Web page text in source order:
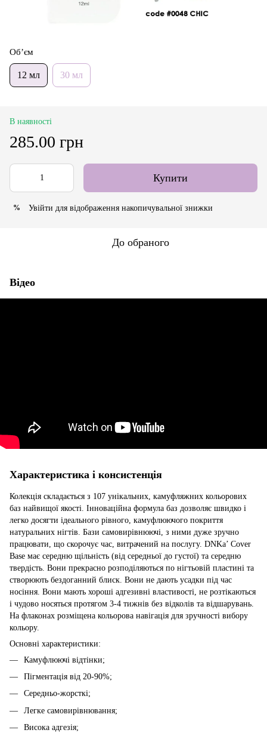
Об’єм
12 мл 30 мл
В наявності
285.00 грн
Купити
% Увійти для відображення накопичувальної знижки
До обраного
Відео
Характеристика і консистенція
Колекція складається з 107 унікальних, камуфляжних кольорових
баз найвищої якості. Інноваційна формула баз дозволяє швидко і
легко досягти ідеального рівного, камуфлюючого покриття
натуральних нігтів. Бази самовирівнюючі, з ними дуже зручно
працювати, що скорочує час, витрачений на послугу. DNKa’ Cover
Base має середню щільність (від середньої до густої) та середню
твердість. Вони прекрасно розподіляються по нігтьовій пластині та
створюють бездоганний блиск. Вони не дають усадки під час
носіння. Вони мають хороші адгезивні властивості, не розтікаються
і чудово носяться протягом 3-4 тижнів без відколів та відшарувань.
На флаконах розміщена кольорова навігація для зручності вибору
кольору.
Основні характеристики:
Камуфлюючі відтінки;
Пігментація від 20-90%;
Середньо-жорсткі;
Легке самовирівнювання;
Висока адгезія;